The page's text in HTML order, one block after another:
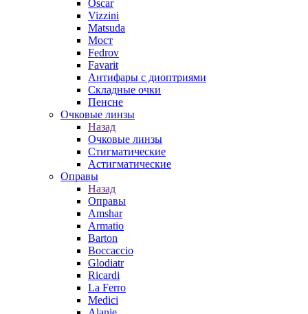
Oscar
Vizzini
Matsuda
Мост
Fedrov
Favarit
Антифары с диоптриями
Складные очки
Пенсне
Очковые линзы
Назад
Очковые линзы
Стигматические
Астигматические
Оправы
Назад
Оправы
Amshar
Armatio
Barton
Boccaccio
Glodiatr
Ricardi
La Ferro
Medici